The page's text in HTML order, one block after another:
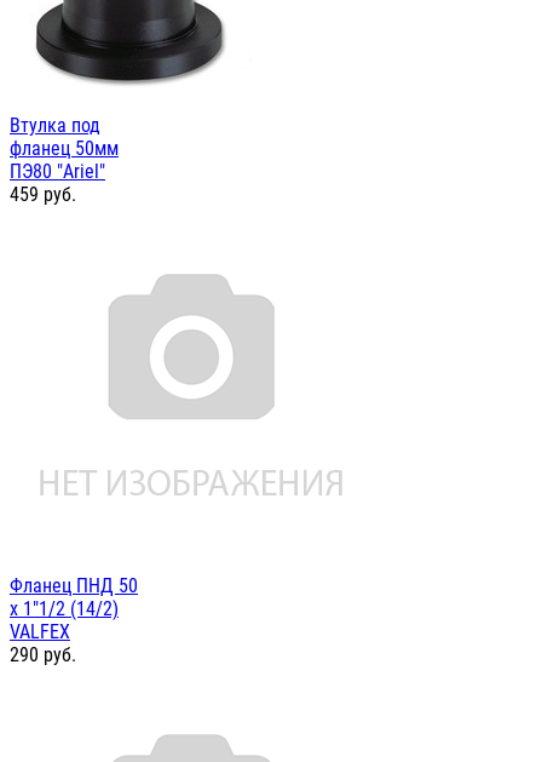
Втулка под
фланец 50мм
ПЭ80 "Ariel"
459 руб.
Фланец ПНД 50
х 1"1/2 (14/2)
VALFEX
290 руб.